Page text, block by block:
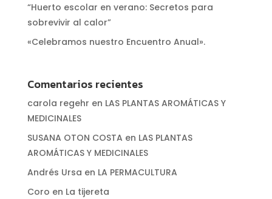
“Huerto escolar en verano: Secretos para
sobrevivir al calor”
«Celebramos nuestro Encuentro Anual».
Comentarios recientes
carola regehr en LAS PLANTAS AROMÁTICAS Y
MEDICINALES
SUSANA OTON COSTA en LAS PLANTAS
AROMÁTICAS Y MEDICINALES
Andrés Ursa en LA PERMACULTURA
Coro en La tijereta